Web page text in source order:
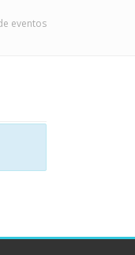
eventos